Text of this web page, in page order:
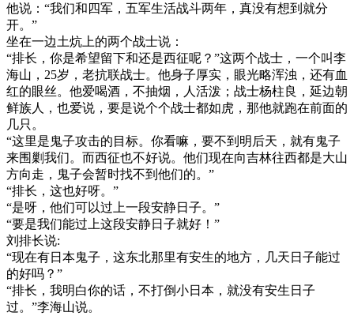
他说：“我们和四军，五军生活战斗两年，真没有想到就分
开。”
坐在一边土炕上的两个战士说：
“排长，你是希望留下和还是西征呢？”这两个战士，一个叫李
海山，25岁，老抗联战士。他身子厚实，眼光略浑浊，还有血
红的眼丝。他爱喝酒，不抽烟，人活泼；战士杨柱良，延边朝
鲜族人，也爱说，要是说个个战士都如虎，那他就跑在前面的
几只。
“这里是鬼子攻击的目标。你看嘛，要不到明后天，就有鬼子
来围剿我们。而西征也不好说。他们现在向吉林往西都是大山
方向走，鬼子会暂时找不到他们的。”
“排长，这也好呀。”
“是呀，他们可以过上一段安静日子。”
“要是我们能过上这段安静日子就好！”
刘排长说:
“现在有日本鬼子，这东北那里有安生的地方，几天日子能过
的好吗？”
“排长，我明白你的话，不打倒小日本，就没有安生日子
过。”李海山说。